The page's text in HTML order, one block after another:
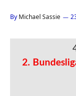
By Michael Sassie
2.